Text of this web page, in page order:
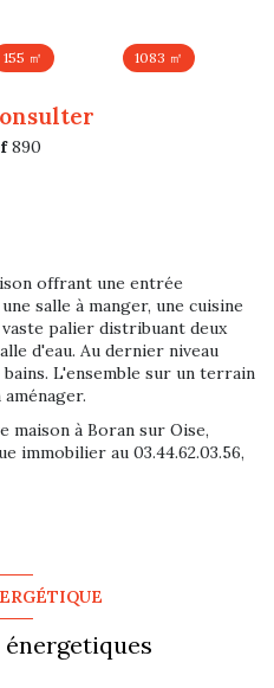
155 ㎡ 1083 ㎡
890
offrant une entrée
salle à manger, une cuisine
palier distribuant deux
d'eau. Au dernier niveau
L'ensemble sur un terrain
maison à Boran sur Oise,
immobilier au 03.44.62.03.56,